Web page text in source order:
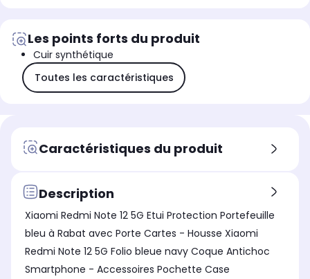
Les points forts du produit
Cuir synthétique
Toutes les caractéristiques
Caractéristiques du produit
Description
Xiaomi Redmi Note 12 5G Etui Protection Portefeuille
bleu à Rabat avec Porte Cartes - Housse Xiaomi
Redmi Note 12 5G Folio bleue navy Coque Antichoc
Smartphone - Accessoires Pochette Case